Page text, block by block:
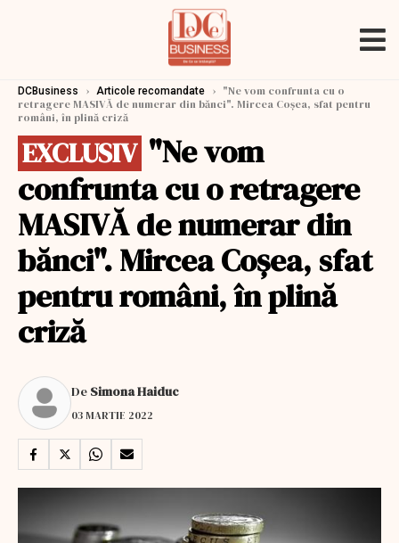
DCBusiness › Articole recomandate › "Ne vom confrunta cu o
retragere MASIVĂ de numerar din bănci". Mircea Coşea, sfat pentru
români, în plină criză
EXCLUSIV "Ne vom
confrunta cu o retragere
MASIVĂ de numerar din
bănci". Mircea Coşea, sfat
pentru români, în plină
criză
De Simona Haiduc
03 MARTIE 2022